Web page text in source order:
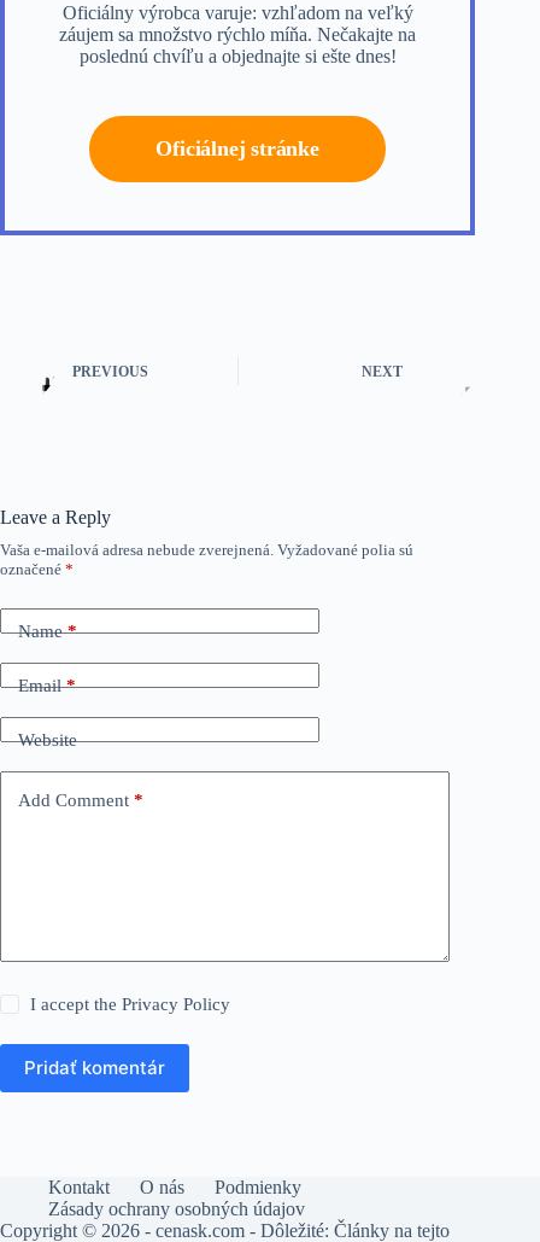
Oficiálny výrobca varuje: vzhľadom na veľký
záujem sa množstvo rýchlo míňa. Nečakajte na
poslednú chvíľu a objednajte si ešte dnes!
Oficiálnej stránke
PREVIOUS NEXT
Leave a Reply
Vaša e-mailová adresa nebude zverejnená. Vyžadované polia sú
označené *
Name*
Email*
Website
Add Comment *
I accept thePrivacy Policy
Pridať komentár
Kontakt O nás
Podmienky
Zásady ochrany osobných údajov
Copyright © 2026 - cenask.com - Dôležité: Články na tejto